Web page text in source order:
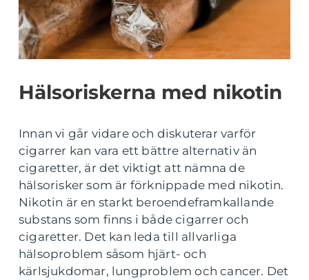
Hälsoriskerna med nikotin
Innan vi går vidare och diskuterar varför
cigarrer kan vara ett bättre alternativ än
cigaretter, är det viktigt att nämna de
hälsorisker som är förknippade med nikotin.
Nikotin är en starkt beroendeframkallande
substans som finns i både cigarrer och
cigaretter. Det kan leda till allvarliga
hälsoproblem såsom hjärt- och
kärlsjukdomar, lungproblem och cancer. Det